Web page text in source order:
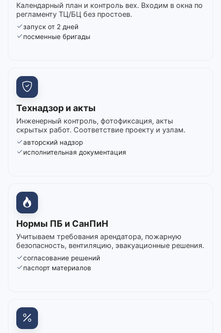
Календарный план и контроль вех. Входим в окна по
регламенту ТЦ/БЦ без простоев.
запуск от 2 дней
посменные бригады
Технадзор и акты
Инженерный контроль, фотофиксация, акты
скрытых работ. Соответствие проекту и узлам.
авторский надзор
исполнительная документация
Нормы ПБ и СанПиН
Учитываем требования арендатора, пожарную
безопасность, вентиляцию, эвакуационные решения.
согласование решений
паспорт материалов